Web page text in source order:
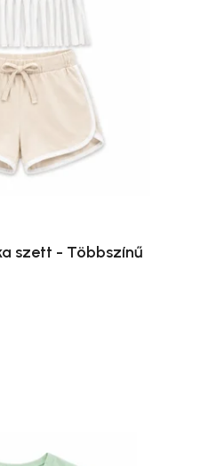
szett - Többszínű